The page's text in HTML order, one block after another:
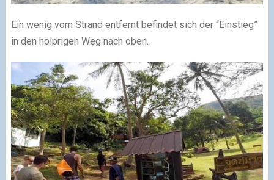
Ein wenig vom Strand entfernt befindet sich der “Einstieg”
in den holprigen Weg nach oben.